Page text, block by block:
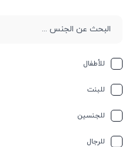
للأطفال
للبنت
للجنسين
للرجال